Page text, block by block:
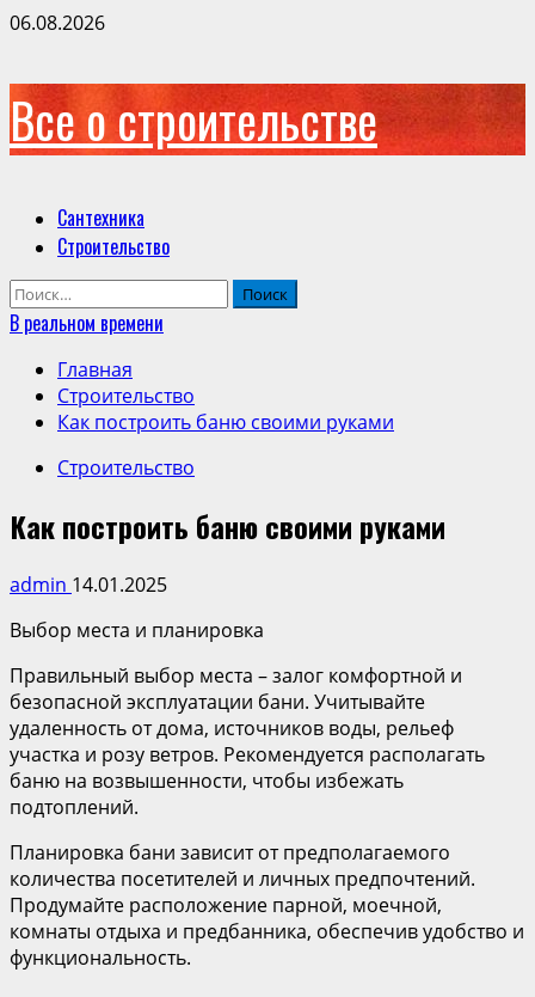
06.08.2026
Все о строительстве
Сантехника
Строительство
В реальном времени
Главная
Строительство
Как построить баню своими руками
Строительство
Как построить баню своими руками
admin 14.01.2025
Выбор места и планировка
Правильный выбор места – залог комфортной и
безопасной эксплуатации бани. Учитывайте
удаленность от дома, источников воды, рельеф
участка и розу ветров. Рекомендуется располагать
баню на возвышенности, чтобы избежать
подтоплений.
Планировка бани зависит от предполагаемого
количества посетителей и личных предпочтений.
Продумайте расположение парной, моечной,
комнаты отдыха и предбанника, обеспечив удобство и
функциональность.